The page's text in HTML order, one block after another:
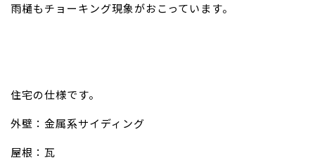
雨樋もチョーキング現象がおこっています。
住宅の仕様です。
外壁：金属系サイディング
屋根：瓦